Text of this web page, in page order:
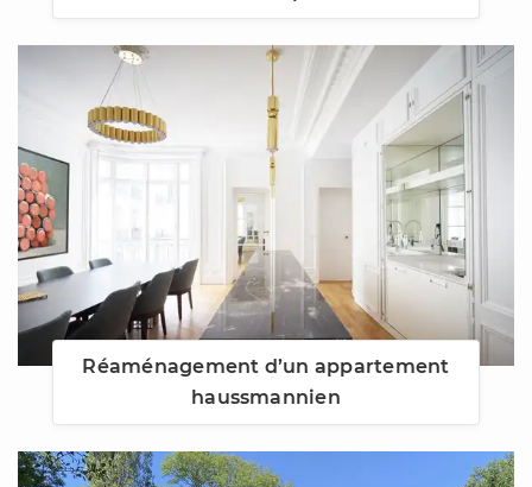
Réaménagement d’un appartement
haussmannien